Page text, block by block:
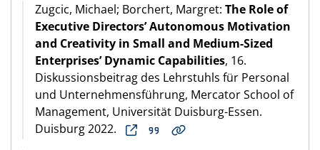
Zugcic, Michael; Borchert, Margret: The Role of
Executive Directors’ Autonomous Motivation
and Creativity in Small and Medium-Sized
Enterprises’ Dynamic Capabilities, 16.
Diskussionsbeitrag des Lehrstuhls für Personal
und Unternehmensführung, Mercator School of
Management, Universität Duisburg-Essen.
Duisburg 2022.